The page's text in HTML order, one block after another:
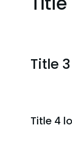
Title
Title 4